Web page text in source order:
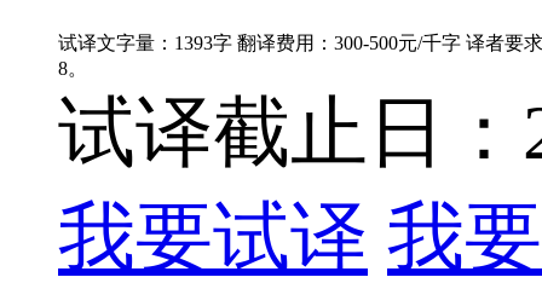
试译文字量：1393字 翻译费用：300-500元/千字 译者要
8。
试译截止日：
我要试译 我